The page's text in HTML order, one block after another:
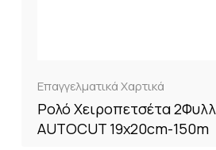
Επαγγελματικά Χαρτικά
Ρολό Χειροπετσέτα
AUTOCUT 19x20cm-150m